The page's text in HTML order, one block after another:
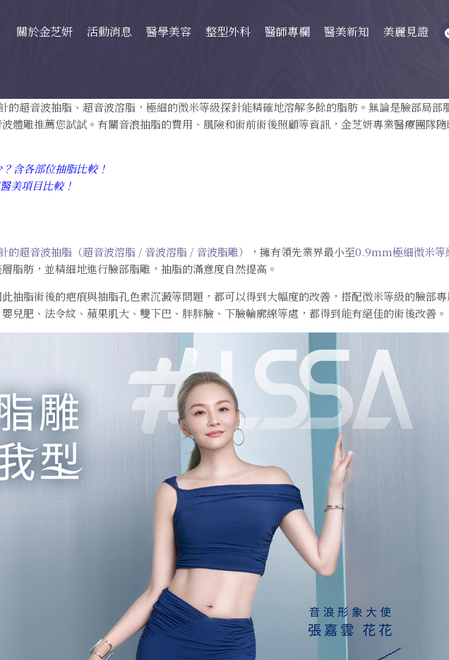
關於金芝妍 活動消息 醫學美容 整型外科 醫師專欄 醫美新知 美麗見證
的超音波抽脂、超音波溶脂，極細的微米等級探針能精確地溶解多餘的脂肪。無論是臉部局
體雕推薦您試試。有關音浪抽脂的費用、風險和術前術後照顧等資訊，金芝妍專業醫療團隊隨
含各部位抽脂比較！
美項目比較！
的超音波抽脂（超音波溶脂 / 音波溶脂 / 音波脂雕） ，擁有領先業界最小至0.9mm極細微米等
脂肪，並精細地進行臉部脂雕，抽脂的滿意度自然提高。
抽脂術後的疤痕與抽脂孔色素沉澱等問題，都可以得到大幅度的改善，搭配微米等級的臉部
兒肥、法令紋、蘋果肌大、雙下巴、胖胖臉、下臉輪廓線等處，都得到能有絕佳的術後改善。